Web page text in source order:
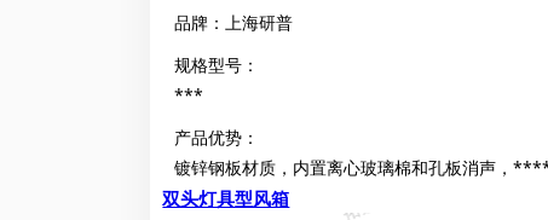
品牌：上海研普
规格型号：
***
产品优势：
镀锌钢板材质，内置离心玻璃棉和孔板消声，
双头灯具型风箱